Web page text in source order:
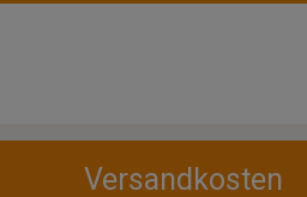
Versandkosten